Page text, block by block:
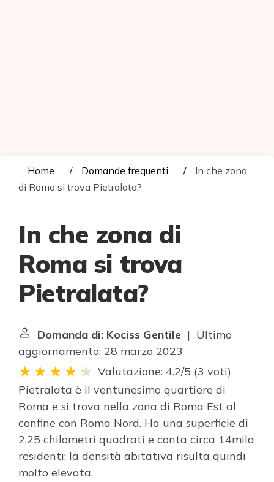
Home Domande frequenti
In che zona
di Roma si trova Pietralata?
In che zona di
Roma si trova
Pietralata?
Domanda di: Kociss Gentile | Ultimo
aggiornamento: 28 marzo 2023
Valutazione: 4.2/5 (3 voti)
Pietralata è il ventunesimo quartiere di
Roma e si trova nella zona di Roma Est al
confine con Roma Nord. Ha una superficie di
2,25 chilometri quadrati e conta circa 14mila
residenti: la densità abitativa risulta quindi
molto elevata.